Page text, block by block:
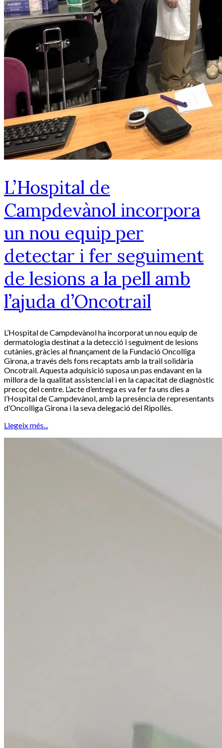
L’Hospital de
Campdevànol incorpora
un nou equip per
detectar i fer seguiment
de lesions a la pell amb
l’ajuda d’Oncotrail
L’Hospital de Campdevànol ha incorporat un nou equip de
dermatologia destinat a la detecció i seguiment de lesions
cutànies, gràcies al finançament de la Fundació Oncolliga
Girona, a través dels fons recaptats amb la trail solidària
Oncotrail. Aquesta adquisició suposa un pas endavant en la
millora de la qualitat assistencial i en la capacitat de diagnòstic
precoç del centre. L’acte d’entrega es va fer fa uns dies a
l’Hospital de Campdevànol, amb la presència de representants
d’Oncolliga Girona i la seva delegació del Ripollès.
Llegeix més...